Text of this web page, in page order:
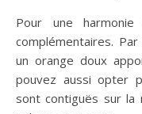
Pour une
complémentaires.
un orange doux
pouvez aussi opter
sont contiguës sur la